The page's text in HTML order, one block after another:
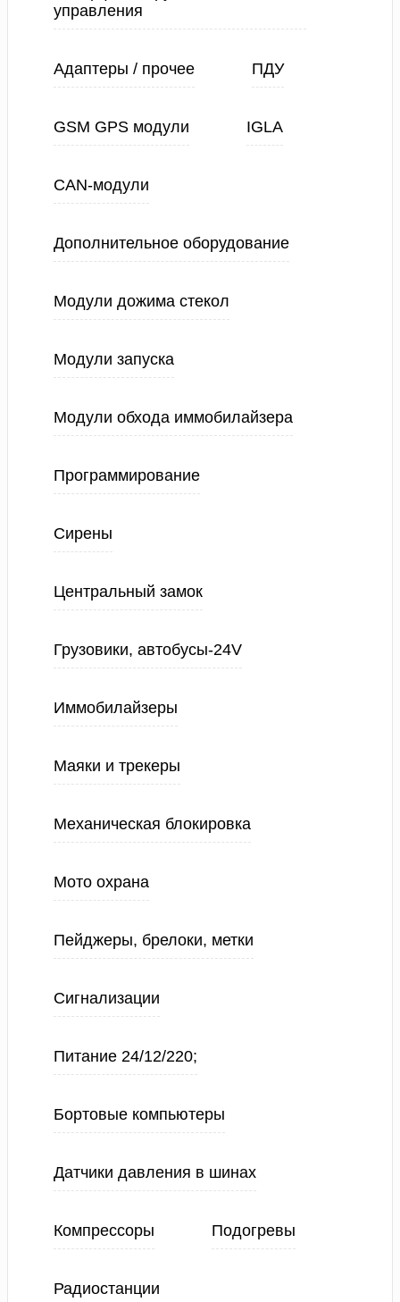
управления
Адаптеры / прочее ПДУ
GSM GPS модули IGLA
CAN-модули
Дополнительное оборудование
Модули дожима стекол
Модули запуска
Модули обхода иммобилайзера
Программирование
Сирены
Центральный замок
Грузовики, автобусы-24V
Иммобилайзеры
Маяки и трекеры
Механическая блокировка
Мото охрана
Пейджеры, брелоки, метки
Сигнализации
Питание 24/12/220;
Бортовые компьютеры
Датчики давления в шинах
Компрессоры Подогревы
Радиостанции